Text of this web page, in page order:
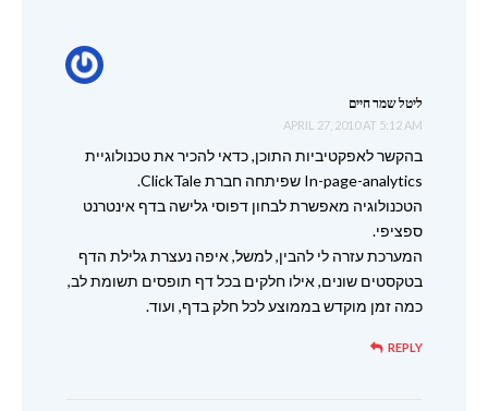
ליטל שמר חיים
APRIL 27, 2010 AT 5:12 AM
בהקשר לאפקטיביות התוכן, כדאי להכיר את טכנולוגיית
In-page-analytics שפיתחה חברת ClickTale.
הטכנולוגיה מאפשרת לבחון דפוסי גלישה בדף אינטרנט
ספציפי.
המערכת עזרה לי להבין, למשל, איפה נעצרת גלילת הדף
בטקסטים שונים, אילו חלקים בכל דף תופסים תשומת לב,
כמה זמן מוקדש בממוצע לכל חלק בדף, ועוד.
REPLY